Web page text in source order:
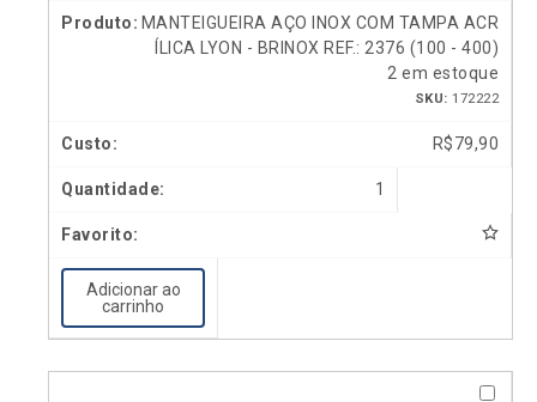
MANTEIGUEIRA AÇO INOX COM TAMPA ACR
ÍLICA LYON - BRINOX REF.: 2376 (100 - 400)
2 em estoque
SKU: 172222
R$79,90
1
Adicionar ao
carrinho